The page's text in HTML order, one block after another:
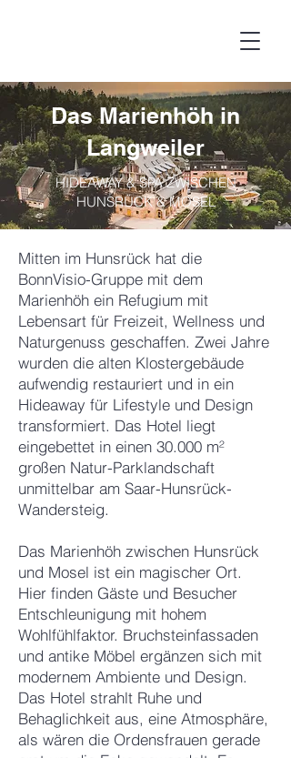
Das Marienhöh in
Langweiler
HIDEAWAY & SPA ZWISCHEN
HUNSRÜCK & MOSEL
Mitten im Hunsrück hat die
BonnVisio-Gruppe mit dem
Marienhöh ein Refugium mit
Lebensart für Freizeit, Wellness und
Naturgenuss geschaffen. Zwei Jahre
wurden die alten Klostergebäude
aufwendig restauriert und in ein
Hideaway für Lifestyle und Design
transformiert. Das Hotel liegt
eingebettet in einen 30.000 m²
großen Natur-Parklandschaft
unmittelbar am Saar-Hunsrück-
Wandersteig.
Das Marienhöh zwischen Hunsrück
und Mosel ist ein magischer Ort.
Hier finden Gäste und Besucher
Entschleunigung mit hohem
Wohlfühlfaktor. Bruchsteinfassaden
und antike Möbel ergänzen sich mit
modernem Ambiente und Design.
Das Hotel strahlt Ruhe und
Behaglichkeit aus, eine Atmosphäre,
als wären die Ordensfrauen gerade